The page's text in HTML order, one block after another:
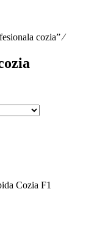
cozia”⁄
Cozia F1